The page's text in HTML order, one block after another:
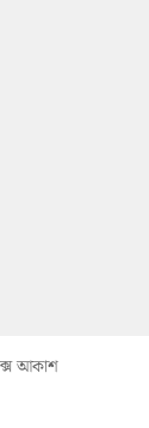
আকাশ